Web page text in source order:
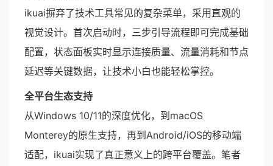
ikuai摒弃了技术工具常见的复杂菜单，采用直观的
视觉设计。首次启动时，三步引导流程即可完成基础
配置，状态面板实时显示连接质量、流量消耗和节点
延迟等关键数据，让技术小白也能轻松掌控。
全平台生态支持
从Windows 10/11的深度优化，到macOS
Monterey的原生支持，再到Android/iOS的移动端
适配，ikuai实现了真正意义上的跨平台覆盖。笔者